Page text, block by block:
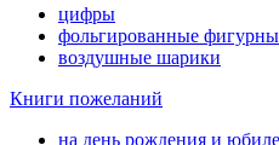
цифры
фольгированные
воздушные шарики
Книги пожеланий
на день рождения и